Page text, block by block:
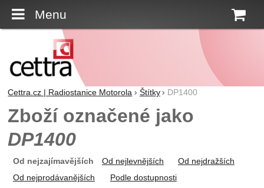
Menu
Cettra.cz | Radiostanice Motorola Štítky DP1400
Zboží označené jako
DP1400
Od nejzajímavějších Od nejlevnějších
Od nejdražších
Od nejprodávanějších
Podle dostupnosti